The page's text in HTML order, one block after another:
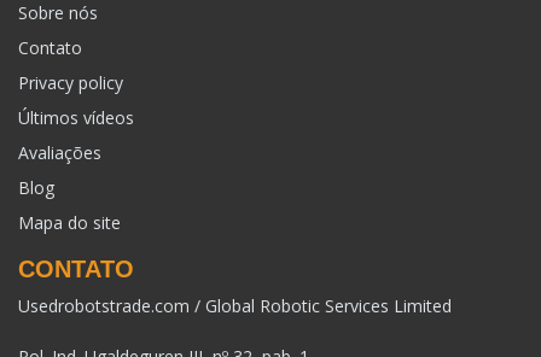
Sobre nós
Contato
Privacy policy
Últimos vídeos
Avaliações
Blog
Mapa do site
CONTATO
Usedrobotstrade.com / Global Robotic Services Limited